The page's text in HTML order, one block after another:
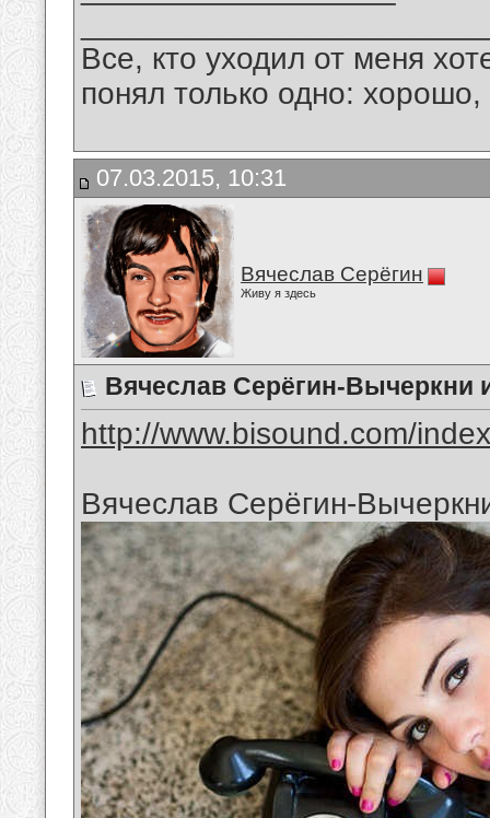
Все, кто уходил от меня
понял только одно:
07.03.2015, 10:31
Вячеслав Серёгин
Живу я здесь
Вячеслав Серёгин-Вычеркни
http://www.bisound.com/
Вячеслав Серёгин-